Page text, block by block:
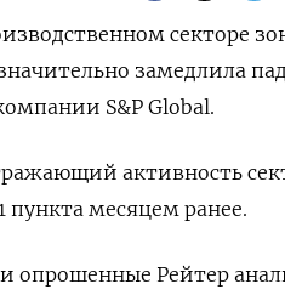
секторе
замедлила
S&P Global.
активность
пункта месяцем ранее.
и опрошенные Рейтер